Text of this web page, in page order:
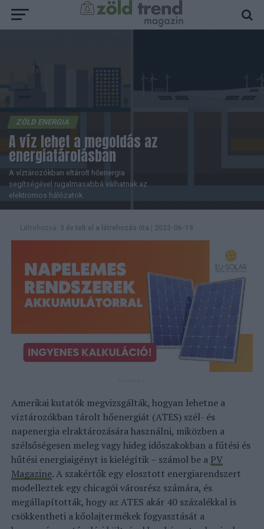
ZÖLD ENERGIA
A víz lehet a megoldás az
energiatárolásban
A víztározókban eltárolt hőenergia
segítségével rugalmasabbá válhatnak az
elektromos hálózatok.
Létrehozva: 3 év telt el a létrehozás óta | 2023-06-19
Amerikai kutatók megvizsgálták, hogyan lehetne a
víztározókban tárolt hőenergiát (ATES) szél- és
napenergia elraktározására használni, miközben a
szélsőségesen meleg vagy hideg időszakokban a fűtési és
hűtési energiaigényt is kielégítik – számol be a PV
Magazine. A szakértők egy elosztott energiarendszert
modelleztek egy chicagói városrész számára, és
megállapították, hogy az ATES akár 40 százalékkal is
csökkentheti a kőolajtermékek fogyasztását a